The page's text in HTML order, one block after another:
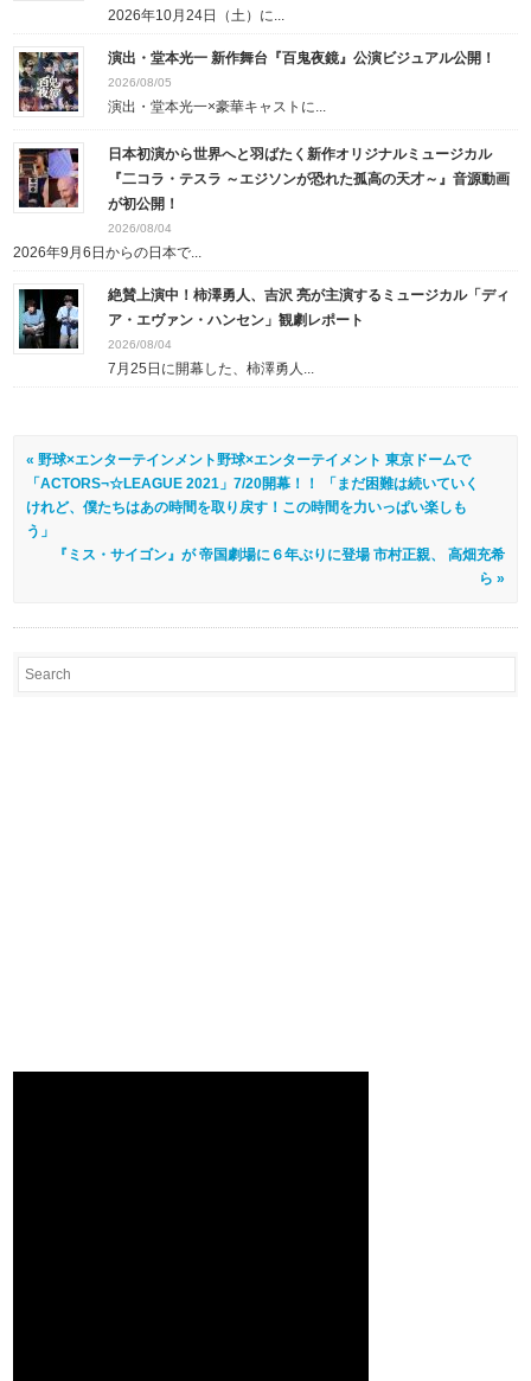
2026年10月24日（土）に...
演出・堂本光一 新作舞台『百鬼夜鏡』公演ビジュアル公開！
2026/08/05
演出・堂本光一×豪華キャストに...
日本初演から世界へと羽ばたく新作オリジナルミュージカル
『二コラ・テスラ ～エジソンが恐れた孤高の天才～』音源動画
が初公開！
2026/08/04
2026年9月6日からの日本で...
絶賛上演中！柿澤勇人、吉沢 亮が主演するミュージカル「ディ
ア・エヴァン・ハンセン」観劇レポート
2026/08/04
7月25日に開幕した、柿澤勇人...
« 野球×エンターテインメント野球×エンターテイメント 東京ドームで
「ACTORS¬☆LEAGUE 2021」7/20開幕！！ 「まだ困難は続いていく
けれど、僕たちはあの時間を取り戻す！この時間を力いっぱい楽しも
う」
『ミス・サイゴン』が 帝国劇場に６年ぶりに登場 市村正親、 高畑充希
ら »